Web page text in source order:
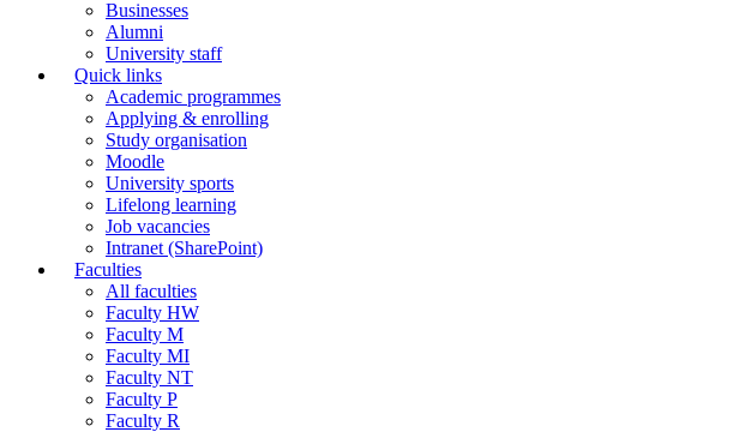
Businesses
Alumni
University staff
Quick links
Academic programmes
Applying & enrolling
Study organisation
Moodle
University sports
Lifelong learning
Job vacancies
Intranet (SharePoint)
Faculties
All faculties
Faculty HW
Faculty M
Faculty MI
Faculty NT
Faculty P
Faculty R